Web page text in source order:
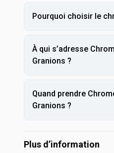
Pourquoi choisir le
À qui s’adresse
Granions ?
Quand prendre
Granions ?
Plus d’information